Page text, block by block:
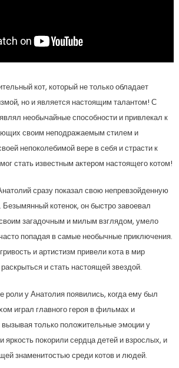
кот, который не только обладает
но и является настоящим талантом! С
необычайные способности и привлекал к
своим неподражаемым стилем и
непоколебимой вере в себя и страсти к
стать известным актером настоящего котом!
сразу показал свою непревзойденную
котенок, он быстро завоевал
загадочным и милым взглядом, умело
попадая в самые необычные приключения.
и артистизм привели кота в мир
и стать настоящей звездой.
у Анатолия появились, когда ему был
играл главного героя в фильмах и
вызывая только положительные эмоции у
яркость покорили сердца детей и взрослых, и
знаменитостью среди котов и людей.